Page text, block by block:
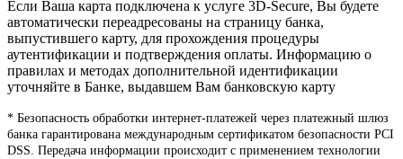
Если Ваша карта подключена к услуге 3D-Secure, Вы будете
автоматически переадресованы на страницу банка,
выпустившего карту, для прохождения процедуры
аутентификации и подтверждения оплаты. Информацию о
правилах и методах дополнительной идентификации
уточняйте в Банке, выдавшем Вам банковскую карту
* Безопасность обработки интернет-платежей через платежный шлюз
банка гарантирована международным сертификатом безопасности PCI
DSS. Передача информации происходит с применением технологии